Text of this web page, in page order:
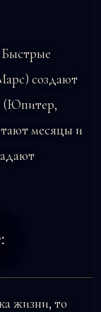
Быстрые
создают
(Юпитер,
месяцы и
жизни, то